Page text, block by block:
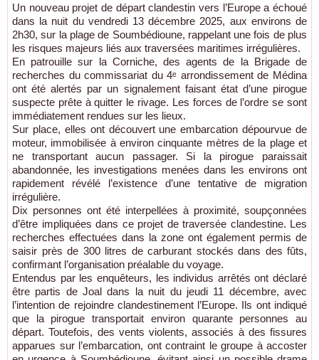
Un nouveau projet de départ clandestin vers l’Europe a échoué
dans la nuit du vendredi 13 décembre 2025, aux environs de
2h30, sur la plage de Soumbédioune, rappelant une fois de plus
les risques majeurs liés aux traversées maritimes irrégulières.
En patrouille sur la Corniche, des agents de la Brigade de
recherches du commissariat du 4ᵉ arrondissement de Médina
ont été alertés par un signalement faisant état d’une pirogue
suspecte prête à quitter le rivage. Les forces de l’ordre se sont
immédiatement rendues sur les lieux.
Sur place, elles ont découvert une embarcation dépourvue de
moteur, immobilisée à environ cinquante mètres de la plage et
ne transportant aucun passager. Si la pirogue paraissait
abandonnée, les investigations menées dans les environs ont
rapidement révélé l’existence d’une tentative de migration
irrégulière.
Dix personnes ont été interpellées à proximité, soupçonnées
d’être impliquées dans ce projet de traversée clandestine. Les
recherches effectuées dans la zone ont également permis de
saisir près de 300 litres de carburant stockés dans des fûts,
confirmant l’organisation préalable du voyage.
Entendus par les enquêteurs, les individus arrêtés ont déclaré
être partis de Joal dans la nuit du jeudi 11 décembre, avec
l’intention de rejoindre clandestinement l’Europe. Ils ont indiqué
que la pirogue transportait environ quarante personnes au
départ. Toutefois, des vents violents, associés à des fissures
apparues sur l’embarcation, ont contraint le groupe à accoster